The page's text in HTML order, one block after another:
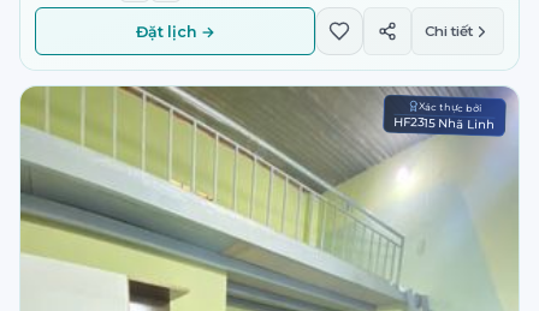
Đặt lịch → Chi tiết
Xác thực bởi
HF2315 Nhã Linh